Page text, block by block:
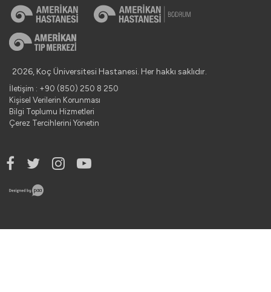
2026, Koç Üniversitesi Hastanesi. Her hakkı saklıdır.
İletişim : +90 (850) 250 8 250
Kişisel Verilerin Korunması
Bilgi Toplumu Hizmetleri
Çerez Tercihlerini Yönetin